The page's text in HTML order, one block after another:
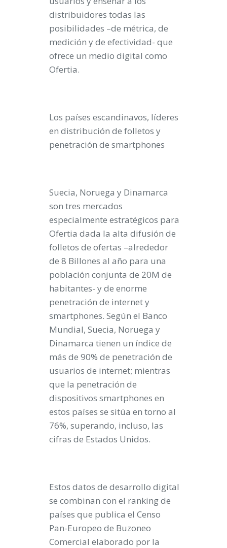
distribuidores todas las
posibilidades –de métrica, de
medición y de efectividad- que
ofrece un medio digital como
Ofertia.
Los países escandinavos, líderes
en distribución de folletos y
penetración de smartphones
Suecia, Noruega y Dinamarca
son tres mercados
especialmente estratégicos para
Ofertia dada la alta difusión de
folletos de ofertas –alrededor
de 8 Billones al año para una
población conjunta de 20M de
habitantes- y de enorme
penetración de internet y
smartphones. Según el Banco
Mundial, Suecia, Noruega y
Dinamarca tienen un índice de
más de 90% de penetración de
usuarios de internet; mientras
que la penetración de
dispositivos smartphones en
estos países se sitúa en torno al
76%, superando, incluso, las
cifras de Estados Unidos.
Estos datos de desarrollo digital
se combinan con el ranking de
países que publica el Censo
Pan-Europeo de Buzoneo
Comercial elaborado por la